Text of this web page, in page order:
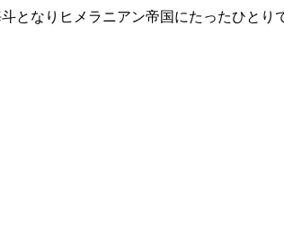
となりヒメラニアン帝国にたったひとり